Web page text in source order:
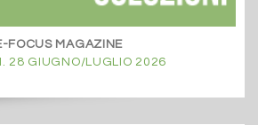
FOCUS MAGAZINE
28 GIUGNO/LUGLIO 2026